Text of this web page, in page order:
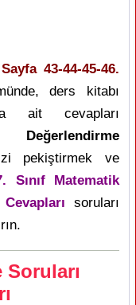
43-44-45-46.
ders kitabı
ait cevapları
pekiştirmek ve
Sınıf Matematik
soruları